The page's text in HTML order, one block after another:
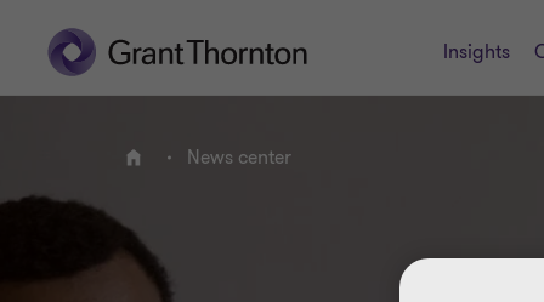
Insights
HOME News center